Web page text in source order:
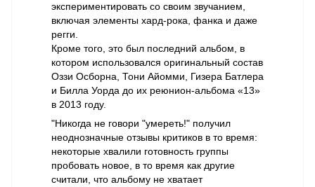
экспериментировать со своим звучанием,
включая элементы хард-рока, фанка и даже
регги.
Кроме того, это был последний альбом, в
котором использовался оригинальный состав
Оззи Осборна, Тони Айомми, Гизера Батлера
и Билла Уорда до их реюнион-альбома «13»
в 2013 году.
"Никогда не говори "умереть!" получил
неоднозначные отзывы критиков в то время:
некоторые хвалили готовность группы
пробовать новое, в то время как другие
считали, что альбому не хватает